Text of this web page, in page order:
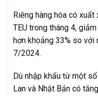
Riêng hàng hóa có
TEU trong tháng 4,
hơn khoảng 33% so với
7/2024.
Dù nhập khẩu từ một
Lan và Nhật Bản có